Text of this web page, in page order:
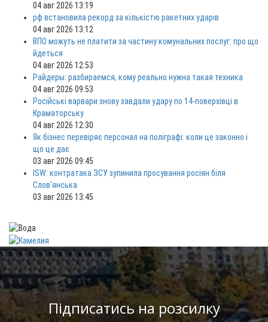
04 авг 2026 13:19
рф встановила рекорд за кількістю ракетних ударів
04 авг 2026 13:12
ВПО можуть не платити за частину комунальних послуг: про що
йдеться
04 авг 2026 12:53
Райдеры: разбираемся, кому реально нужна такая техника
04 авг 2026 09:53
Російські варвари знову завдали удару по 14-поверхівці в
Краматорську
04 авг 2026 12:30
Як бізнес перевіряє персонал на поліграфі: коли це законно і
що це дає
03 авг 2026 09:45
ISW: контратака ЗСУ зупинила просування росіян біля
Слов'янська
03 авг 2026 13:45
Підписатись на розсилку